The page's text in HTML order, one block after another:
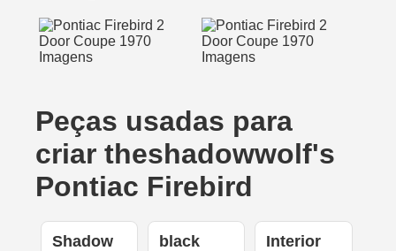
Peças usadas para
criar theshadowwolf's
Pontiac Firebird
Shadow black Interior